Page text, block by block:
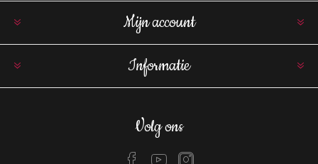
Mijn account
Informatie
Volg ons